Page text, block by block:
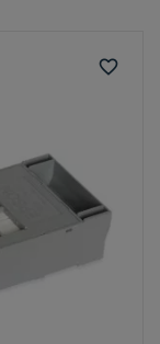
favorite_border